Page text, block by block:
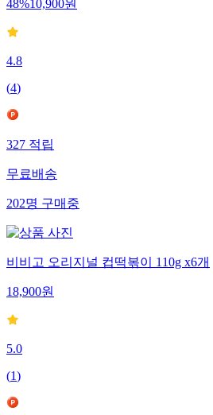
48%10,900원
4.8
(4)
327적립
무료배송
202명구매중
비비고 오리지널 컵떡볶이 110g x6개
18,900원
5.0
(1)